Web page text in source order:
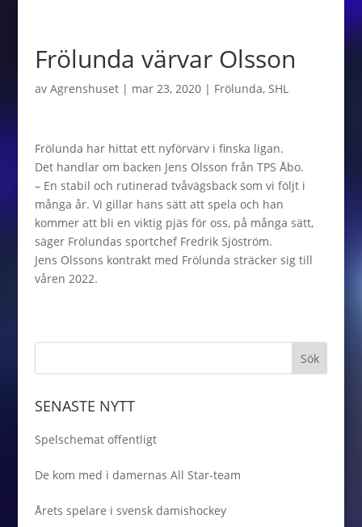
Frölunda värvar Olsson
av Agrenshuset| mar 23, 2020| Frölunda, SHL
Frölunda har hittat ett nyförvärv i finska ligan.
Det handlar om backen Jens Olsson från TPS Åbo.
– En stabil och rutinerad tvåvägsback som vi följt i
många år. Vi gillar hans sätt att spela och han
kommer att bli en viktig pjäs för oss, på många sätt,
säger Frölundas sportchef Fredrik Sjöström.
Jens Olssons kontrakt med Frölunda sträcker sig till
våren 2022.
SENASTE NYTT
Spelschemat offentligt
De kom med i damernas All Star-team
Årets spelare i svensk damishockey